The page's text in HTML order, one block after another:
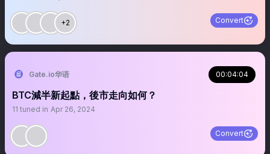
+2 Convert
Gate.io华语 00:04:04
BTC減半新起點，後市走向如何？
11 tuned in Apr 26, 2024
Convert